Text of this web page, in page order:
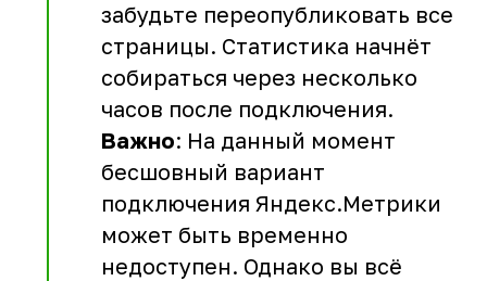
забудьте переопубликовать все
страницы. Статистика начнёт
собираться через несколько
часов после подключения.
Важно: На данный момент
бесшовный вариант
подключения Яндекс.Метрики
может быть временно
недоступен. Однако вы всё